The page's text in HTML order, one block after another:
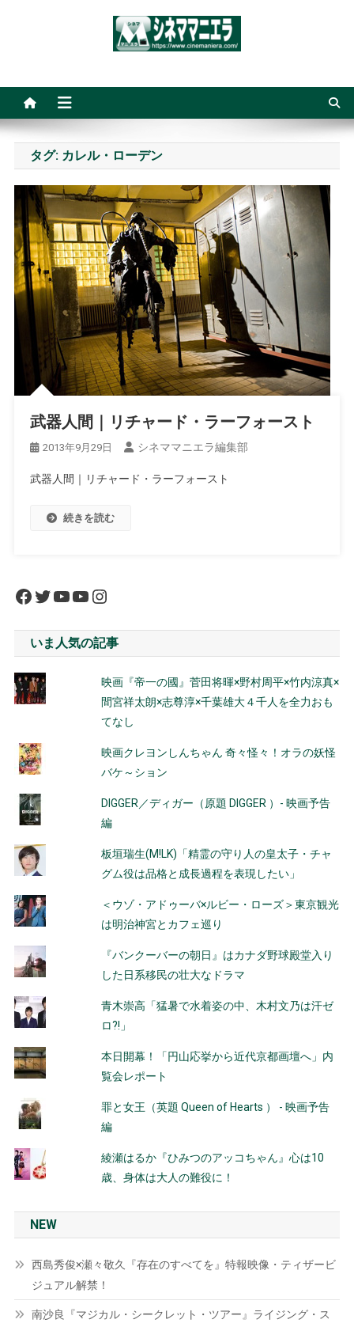
タグ: カレル・ローデン
武器人間｜リチャード・ラーフォースト
2013年9月29日 シネママニエラ編集部
武器人間｜リチャード・ラーフォースト
続きを読む
Facebook
Twitter
YouTube
YouTube
Instagram
いま人気の記事
映画『帝一の國』菅田将暉×野村周平×竹内涼真×
間宮祥太朗×志尊淳×千葉雄大４千人を全力おも
てなし
映画クレヨンしんちゃん 奇々怪々！オラの妖怪
バケ～ション
DIGGER／ディガー（原題 DIGGER ）- 映画予告
編
板垣瑞生(M!LK)「精霊の守り人の皇太子・チャ
グム役は品格と成長過程を表現したい」
＜ウゾ・アドゥーバ×ルビー・ローズ＞東京観光
は明治神宮とカフェ巡り
『バンクーバーの朝日』はカナダ野球殿堂入り
した日系移民の壮大なドラマ
青木崇高「猛暑で水着姿の中、木村文乃は汗ゼ
ロ?!」
本日開幕！「円山応挙から近代京都画壇へ」内
覧会レポート
罪と女王（英題 Queen of Hearts ） - 映画予告
編
綾瀬はるか『ひみつのアッコちゃん』心は10
歳、身体は大人の難役に！
NEW
西島秀俊×瀬々敬久『存在のすべてを』特報映像・ティザービ
ジュアル解禁！
南沙良『マジカル・シークレット・ツアー』ライジング・ス